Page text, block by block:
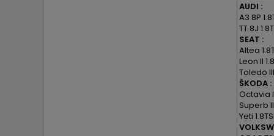
AUDI :
A3 8P
TT 8J
SEAT :
Altea
Leon II
Toledo III
ŠKODA :
Octavia
Superb II
Yeti